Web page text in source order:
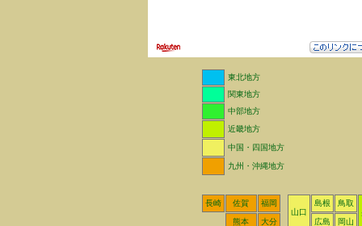
東北地方
関東地方
中部地方
近畿地方
中国・四国地方
九州・沖縄地方
長崎 佐賀
福岡
山口
島根
鳥取
熊本
大分 広島 岡山